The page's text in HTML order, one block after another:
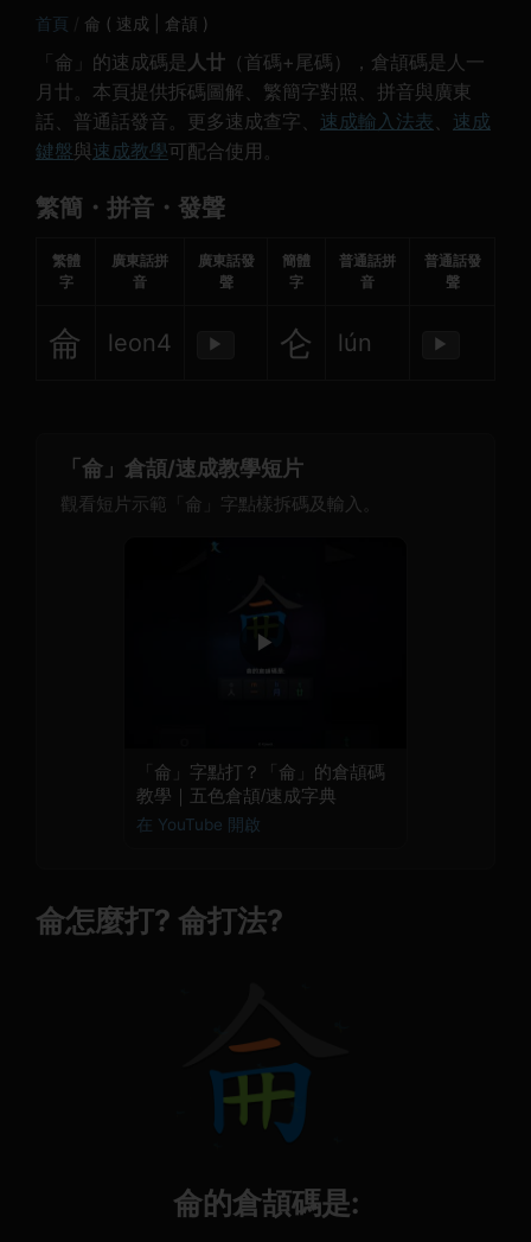
首頁 侖 ( 速成 | 倉頡 )
「侖」的速成碼是 人廿 （首碼+尾碼），倉頡碼是人一
月廿。本頁提供拆碼圖解、繁簡字對照、拼音與廣東
話、普通話發音。更多速成查字、 速成輸入法表、 速成
鍵盤與速成教學可配合使用。
繁簡・拼音・發聲
繁體
字
廣東話拼
音
廣東話發
聲
簡體
字
普通話拼
音
普通話發
聲
侖 leon4 ▶ 仑 lún ▶
「侖」倉頡/速成教學短片
觀看短片示範「侖」字點樣拆碼及輸入。
▶
「侖」字點打？「侖」的倉頡碼
教學｜五色倉頡/速成字典
在 YouTube 開啟
侖怎麼打? 侖打法?
侖的倉頡碼是: